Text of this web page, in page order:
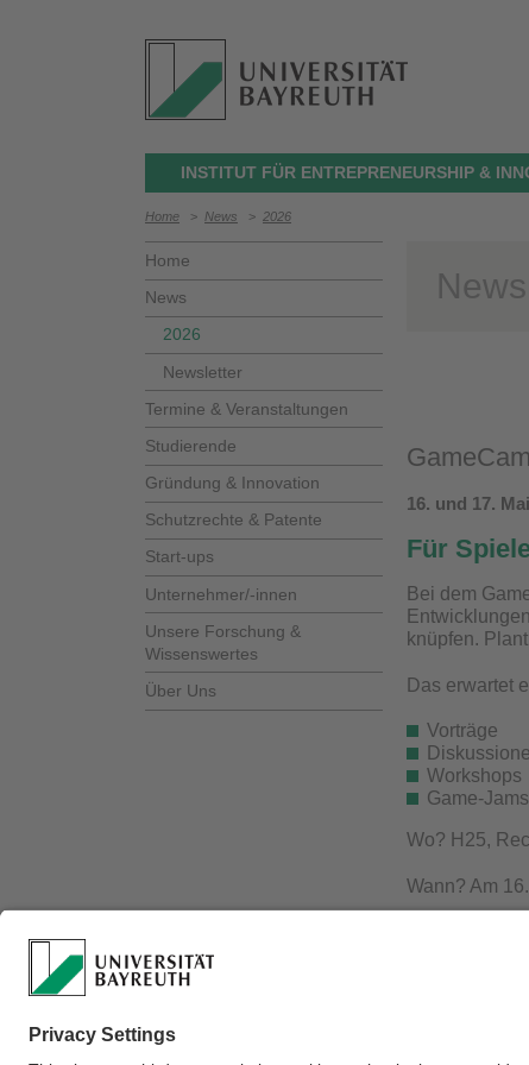
INSTITUT FÜR ENTREPRENEURSHIP &
Home > News > 2026
Home
News
2026
Newsletter
Termine & Veranstaltungen
Studierende
Gründung & Innovation
Schutzrechte & Patente
Start-ups
Unternehmer/-innen
Unsere Forschung &
Wissenswertes
Über Uns
News
16. und 17.
Für
Bei dem
knüpfen.
Das erwartet
Vorträge
Workshops
Game-Jams
Wo? H25,
Wann? Am